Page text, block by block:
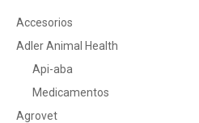
Accesorios
Adler Animal Health
Api-aba
Medicamentos
Agrovet